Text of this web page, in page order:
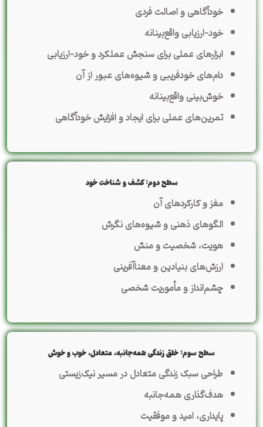
خودآگاهی و اصالت فردی
خود-ارزیابی واقع‌بینانه
ابزارهای عملی برای سنجش عملکرد و خود-ارزیابی
دام‌های خودفریبی و شیوه‌های عبور از آن
خوش‌بینی واقع‌بینانه
تمرین‌های عملی برای ایجاد و افزایش خودآگاهی
سطح دوم: کشف و شناخت خود
مغز و کارکردهای آن
الگوهای ذهنی و شیوه‌های نگرش
هویت، شخصیت و منش
ارزش‌های بنیادین و معناآفرینی
چشم‌انداز و مأموریت شخصی
سطح سوم: خلق زندگی همه‌جانبه، متعادل، خوب و خوش
طراحی سبک زندگی متعادل در مسیر نیک‌زیستی
هدف‌گذاری همه‌جانبه
پایداری، امید و موفقیت